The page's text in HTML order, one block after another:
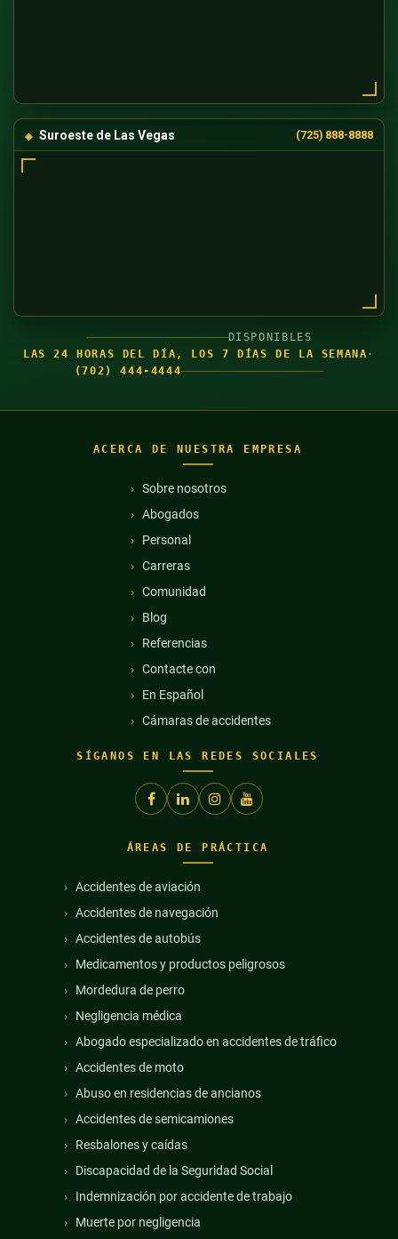
Suroeste de Las Vegas (725) 888-8888
DISPONIBLES
LAS 24 HORAS DEL DÍA, LOS 7 DÍAS DE LA SEMANA ·
(702) 444-4444
ACERCA DE NUESTRA EMPRESA
Sobre nosotros
Abogados
Personal
Carreras
Comunidad
Blog
Referencias
Contacte con
En Español
Cámaras de accidentes
SÍGANOS EN LAS REDES SOCIALES
ÁREAS DE PRÁCTICA
Accidentes de aviación
Accidentes de navegación
Accidentes de autobús
Medicamentos y productos peligrosos
Mordedura de perro
Negligencia médica
Abogado especializado en accidentes de tráfico
Accidentes de moto
Abuso en residencias de ancianos
Accidentes de semicamiones
Resbalones y caídas
Discapacidad de la Seguridad Social
Indemnización por accidente de trabajo
Muerte por negligencia